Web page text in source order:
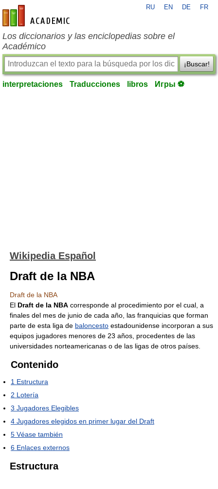
es-academic.com
RU EN DE FR
Los diccionarios y las enciclopedias sobre el
Académico
¡Buscar!
interpretaciones Traducciones libros Игры ⚽
Wikipedia Español
Draft de la NBA
Draft de la NBA
El Draft de la NBA corresponde al procedimiento por el cual, a
finales del mes de junio de cada año, las franquicias que forman
parte de esta liga de baloncesto estadounidense incorporan a sus
equipos jugadores menores de 23 años, procedentes de las
universidades norteamericanas o de las ligas de otros países.
Contenido
1 Estructura
2 Lotería
3 Jugadores Elegibles
4 Jugadores elegidos en primer lugar del Draft
5 Véase también
6 Enlaces externos
Estructura